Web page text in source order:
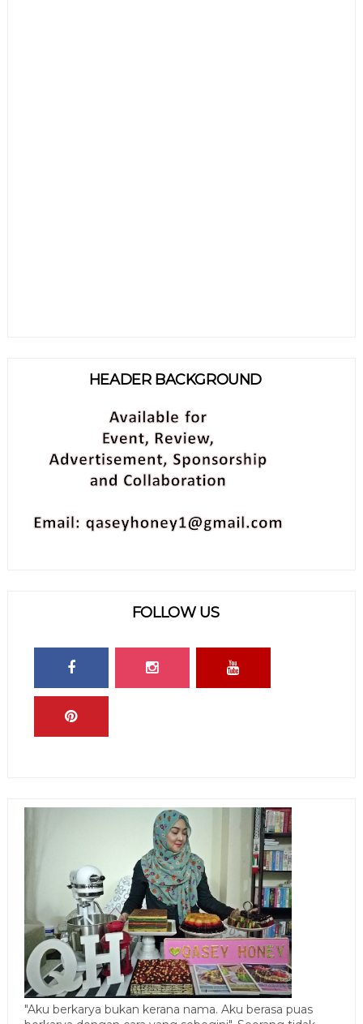
HEADER BACKGROUND
FOLLOW US
"Aku berkarya bukan kerana nama. Aku berasa puas